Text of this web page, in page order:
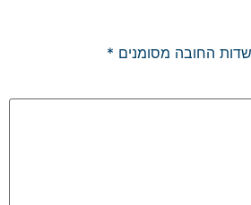
שדות החובה מסומנים *